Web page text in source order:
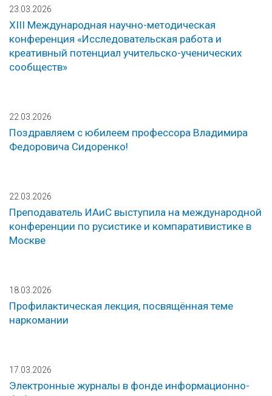
23.03.2026
XIII Международная научно-методическая
конференция «Исследовательская работа и
креативный потенциал учительско-ученических
сообществ»
22.03.2026
Поздравляем с юбилеем профессора Владимира
Федоровича Сидоренко!
22.03.2026
Преподаватель ИАиС выступила на международной
конференции по русистике и компаративистике в
Москве
18.03.2026
Профилактическая лекция, посвящённая теме
наркомании
17.03.2026
Электронные журналы в фонде информационно-